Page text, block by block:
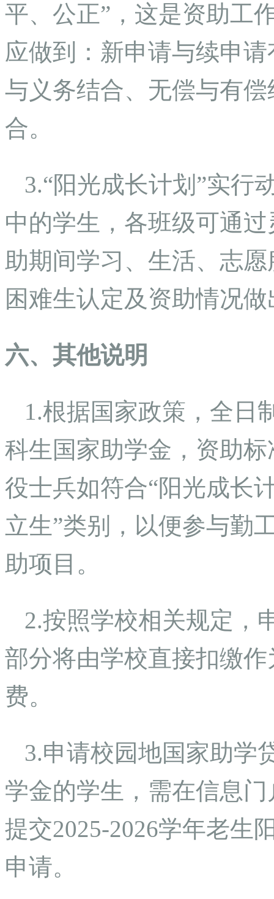
平、公正”，这是资助工
应做到：新申请与续申
与义务结合、无偿与有
合。
3.“阳光成长计划”实行
中的学生，各班级可通
助期间学习、生活、志
困难生认定及资助情况
六、其他说明
1.根据国家政策，全日
科生国家助学金，资助
役士兵如符合“阳光成长
立生”类别，以便参与勤
助项目。
2.按照学校相关规定，
部分将由学校直接扣缴
费。
3.申请校园地国家助学
学金的学生，需在信息
提交2025-2026学年老生
申请。